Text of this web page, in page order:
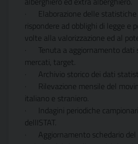
·
Elaborazione delle
rispondere ad obblighi di legge e
volte alla valorizzazione ed al
·
Tenuta a aggiornamento dati
mercati, target.
·
Archivio storico dei dati
·
Rilevazione mensile del
italiano e straniero.
·
Indagini periodiche
dellISTAT.
·
Aggiornamento schedario